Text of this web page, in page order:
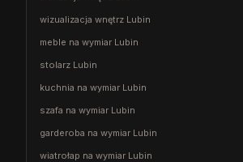
wizualizacja wnętrz Lubin
meble na wymiar Lubin
stolarz Lubin
kuchnia na wymiar Lubin
szafa na wymiar Lubin
garderoba na wymiar Lubin
wiatrołap na wymiar Lubin